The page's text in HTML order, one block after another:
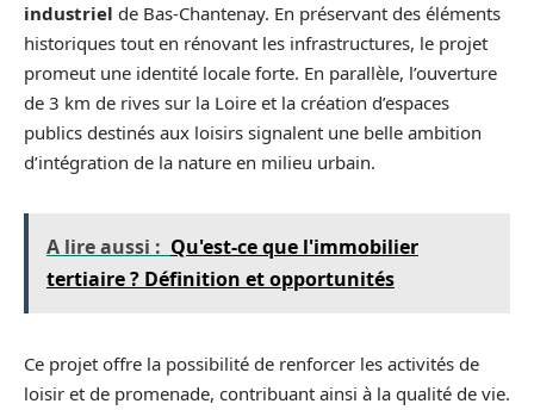
industriel de Bas-Chantenay. En préservant des éléments
historiques tout en rénovant les infrastructures, le projet
promeut une identité locale forte. En parallèle, l’ouverture
de 3 km de rives sur la Loire et la création d’espaces
publics destinés aux loisirs signalent une belle ambition
d’intégration de la nature en milieu urbain.
A lire aussi : Qu'est-ce que l'immobilier
tertiaire ? Définition et opportunités
Ce projet offre la possibilité de renforcer les activités de
loisir et de promenade, contribuant ainsi à la qualité de vie.